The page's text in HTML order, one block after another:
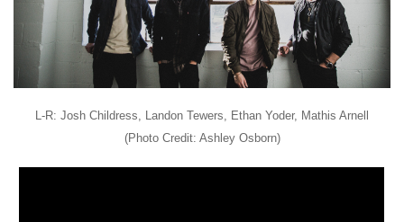
L-R: Josh Childress, Landon Tewers, Ethan Yoder, Mathis Arnell
(Photo Credit: Ashley Osborn)